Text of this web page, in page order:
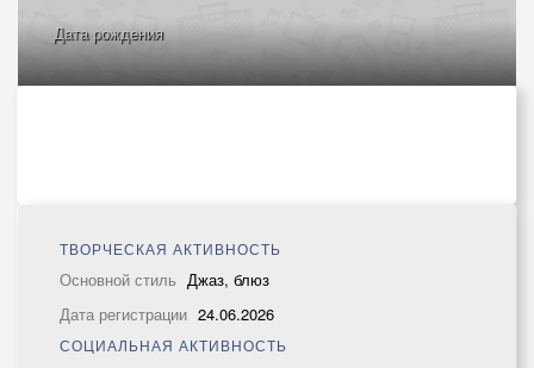
Дата рождения
ТВОРЧЕСКАЯ АКТИВНОСТЬ
Основной стиль Джаз, блюз
Дата регистрации 24.06.2026
СОЦИАЛЬНАЯ АКТИВНОСТЬ